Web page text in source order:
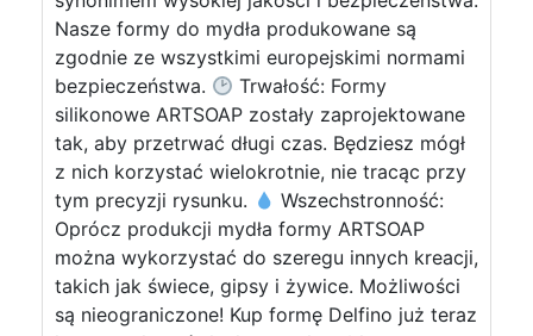
Nasze formy do mydła produkowane są
zgodnie ze wszystkimi europejskimi normami
bezpieczeństwa.
Trwałość: Formy
silikonowe ARTSOAP zostały zaprojektowane
tak, aby przetrwać długi czas. Będziesz mógł
z nich korzystać wielokrotnie, nie tracąc przy
tym precyzji rysunku.
Wszechstronność:
Oprócz produkcji mydła formy ARTSOAP
można wykorzystać do szeregu innych kreacji,
takich jak świece, gipsy i żywice. Możliwości
są nieograniczone! Kup formę Delfino już teraz